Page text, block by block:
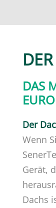
FÜR
DAS
Der
Wenn
Gerät,
Dachs